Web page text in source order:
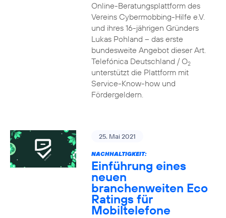
Online-Beratungsplattform des
Vereins Cybermobbing-Hilfe e.V.
und ihres 16-jährigen Gründers
Lukas Pohland – das erste
bundesweite Angebot dieser Art.
Telefónica Deutschland / O2
unterstützt die Plattform mit
Service-Know-how und
Fördergeldern.
25. Mai 2021
NACHHALTIGKEIT:
Einführung eines
neuen
branchenweiten Eco
Ratings für
Mobiltelefone